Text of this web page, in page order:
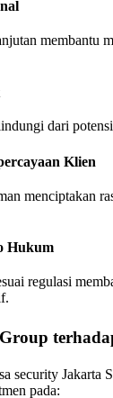
membantu
dari
Klien
menciptakan
Hukum
regulasi
security Jakarta
pada: